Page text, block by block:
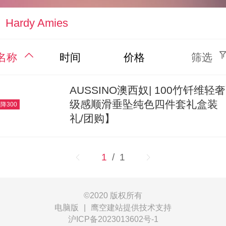
Hardy Amies
称 时间 价格 筛选
300
AUSSINO澳西奴| 100竹钎维轻
级感顺滑垂坠纯色四件套礼盒装
礼/团购】
1 / 1
©2020 版权所有
电脑版
鹰空建站提供技术支持
沪ICP备2023013602号-1